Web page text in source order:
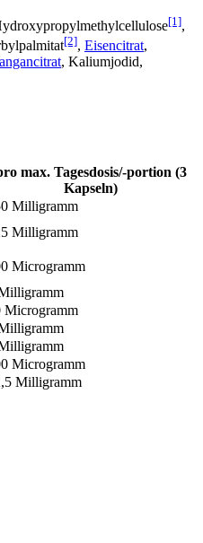
[1],
[2], Eisencitrat,
, Kaliumjodid,
max. Tagesdosis/-portion (3
Kapseln)
Milligramm
Milligramm
Microgramm
Microgramm
Microgramm
Milligramm